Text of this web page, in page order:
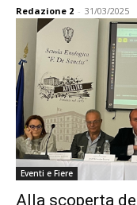
Redazione 2 - 31/03/2025
Eventi e Fiere
Alla scoperta